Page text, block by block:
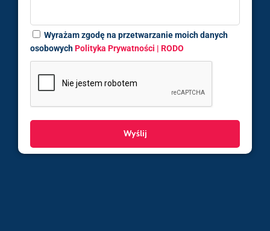
Wyrażam zgodę na przetwarzanie moich danych
osobowychPolityka Prywatności | RODO